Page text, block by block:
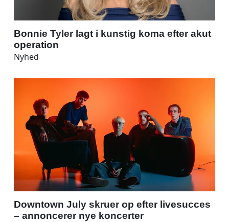
Bonnie Tyler lagt i kunstig koma efter akut
operation
Nyhed
Downtown July skruer op efter livesucces
– annoncerer nye koncerter